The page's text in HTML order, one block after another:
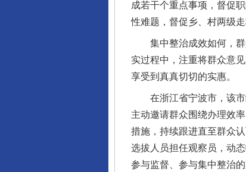
成若干个重点事项，督促
性难题，督促乡、村两级
集中整治成效如何，群
实过程中，注重将群众意
享受到真真切切的实惠。
在浙江省宁波市，该市
主动邀请群众围绕办理效
措施，持续跟进直至群众
选拔人员担任观察员，动
参与监督、参与集中整治
这是一记警钟！